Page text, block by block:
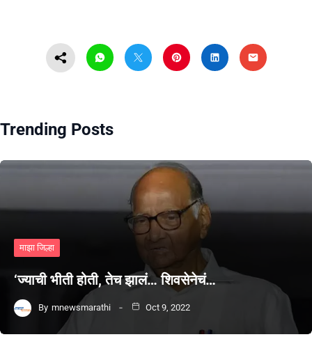
Trending Posts
माझा जिल्हा
‘ज्याची भीती होती, तेच झालं… शिवसेनेचं…
By mnewsmarathi Oct 9, 2022